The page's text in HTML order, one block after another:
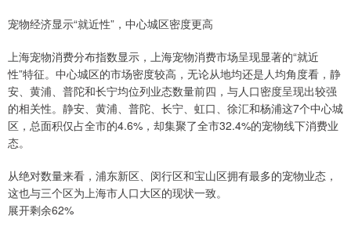
宠物经济显示“就近性”，中心城区密度更高
上海宠物消费分布指数显示，上海宠物消费市场呈现显著的“就近
性”特征。中心城区的市场密度较高，无论从地均还是人均角度看，静
安、黄浦、普陀和长宁均位列业态数量前四，与人口密度呈现出较强
的相关性。静安、黄浦、普陀、长宁、虹口、徐汇和杨浦这7个中心城
区，总面积仅占全市的4.6%，却集聚了全市32.4%的宠物线下消费业
态。
从绝对数量来看，浦东新区、闵行区和宝山区拥有最多的宠物业态，
这也与三个区为上海市人口大区的现状一致。
展开剩余62%